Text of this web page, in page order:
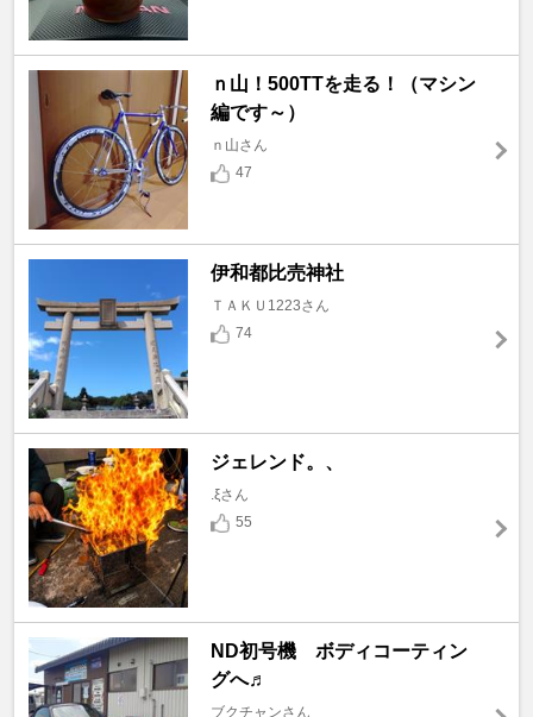
ｎ山！500TTを走る！（マシン
編です～）
ｎ山さん
47
伊和都比売神社
ＴＡＫＵ1223さん
74
ジェレンド。、
.ξさん
55
ND初号機 ボディコーティン
グへ♬
ブクチャンさん